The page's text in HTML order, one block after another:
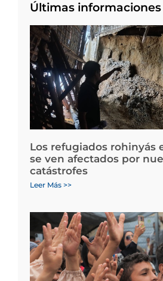
Últimas informaciones
Los refugiados rohinyás
se ven afectados por
catástrofes
Leer Más >>